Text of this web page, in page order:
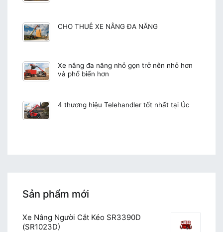
CHO THUÊ XE NÂNG ĐA NĂNG
Xe nâng đa năng nhỏ gọn trở nên nhỏ hơn
và phổ biến hơn
4 thương hiệu Telehandler tốt nhất tại Úc
Sản phẩm mới
Xe Nâng Người Cắt Kéo SR3390D
(SR1023D)